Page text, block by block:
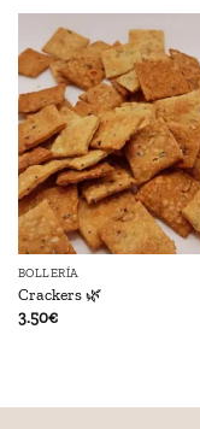
BOLLERÍA
Crackers 🌿
3.50€